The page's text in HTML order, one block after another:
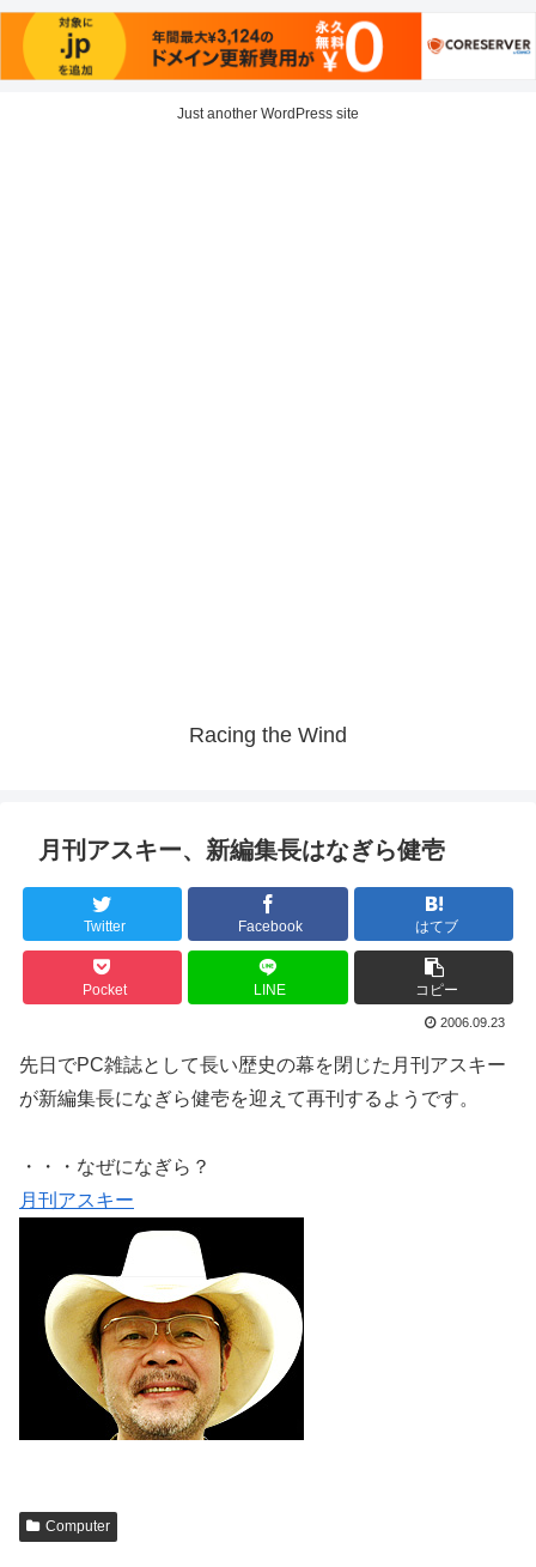
Just another WordPress site
Racing the Wind
月刊アスキー、新編集長はなぎら健壱
Twitter Facebook はてブ
Pocket LINE コピー
2006.09.23
先日でPC雑誌として長い歴史の幕を閉じた月刊アスキー
が新編集長になぎら健壱を迎えて再刊するようです。
・・・なぜになぎら？
月刊アスキー
Computer